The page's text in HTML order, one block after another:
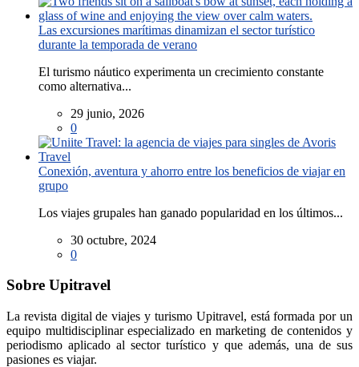
Las excursiones marítimas dinamizan el sector turístico
durante la temporada de verano
El turismo náutico experimenta un crecimiento constante
como alternativa...
29 junio, 2026
0
Conexión, aventura y ahorro entre los beneficios de viajar en
grupo
Los viajes grupales han ganado popularidad en los últimos...
30 octubre, 2024
0
Sobre Upitravel
La revista digital de viajes y turismo Upitravel, está formada por un
equipo multidisciplinar especializado en marketing de contenidos y
periodismo aplicado al sector turístico y que además, una de sus
pasiones es viajar.